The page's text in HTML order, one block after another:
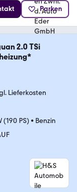
Parken
2.0 TSi
Lieferkosten
(190 PS) • Benzin